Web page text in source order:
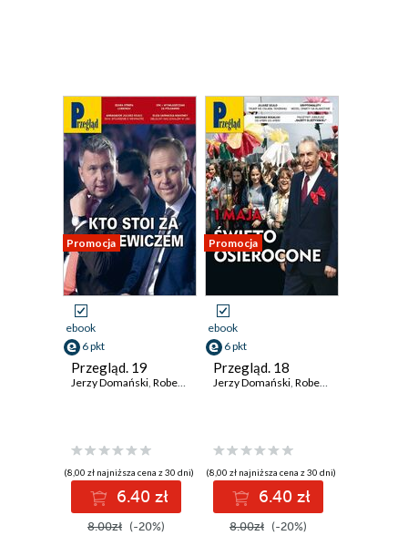
Promocja
ebook
6 pkt
Przegląd. 19
Jerzy Domański, Robert Walenciak ,Kornel Wawrzyniak
(8,00 zł najniższa cena z 30 dni)
6.40 zł
8.00zł (-20%)
Promocja
ebook
6 pkt
Przegląd. 18
Jerzy Domański, Robert Walenciak
(8,00 zł najniższa cena z 30 dni)
6.40 zł
8.00zł (-20%)